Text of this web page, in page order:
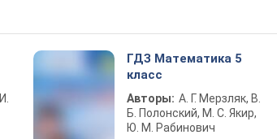
ГДЗ Математика 5
класс
Авторы: А. Г. Мерзляк, В.
Б. Полонский, М. С. Якир,
Ю. М. Рабинович